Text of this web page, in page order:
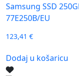
Samsung SSD
77E250B/EU
123,41 €
Dodaj u košaricu